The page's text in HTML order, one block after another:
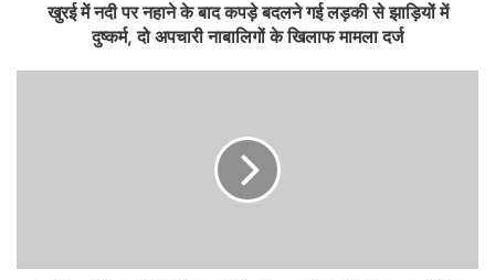
खुरई में नदी पर नहाने के बाद कपड़े बदलने गई लड़की से झाड़ियों में
दुष्‍कर्म, दो अपचारी नाबालिगों के खिलाफ मामला दर्ज